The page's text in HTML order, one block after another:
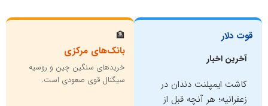
قوت دلار
آخرین اخبار
کاشت ایمپلنت دندان در
زعفرانیه؛ هر آنچه قبل از
🏦
بانک‌های مرکزی
خریدهای سنگین چین و روسیه
سیگنال قوی صعودی است.